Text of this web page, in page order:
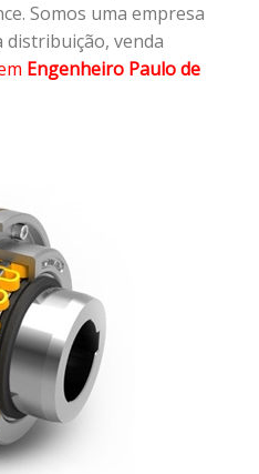
Somos uma empresa
distribuição, venda
Engenheiro Paulo de